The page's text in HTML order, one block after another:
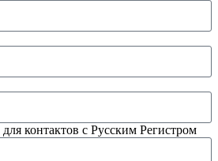
контактов с Русским Регистром